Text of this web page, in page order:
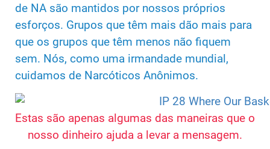
de NA são mantidos por nossos próprios
esforços. Grupos que têm mais dão mais para
que os grupos que têm menos não fiquem
sem. Nós, como uma irmandade mundial,
cuidamos de Narcóticos Anônimos.
Estas são apenas algumas das maneiras que o
nosso dinheiro ajuda a levar a mensagem.